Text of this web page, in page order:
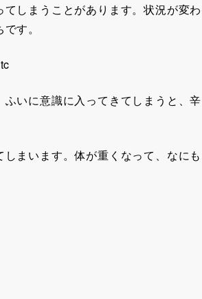
しまうことがあります。状況が変わ
す。
いに意識に入ってきてしまうと、辛
まいます。体が重くなって、なにも